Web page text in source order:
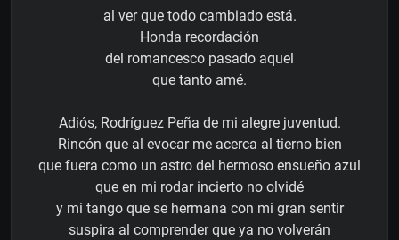
al ver que todo cambiado está.
Honda recordación
del romancesco pasado aquel
que tanto amé.
Adiós, Rodríguez Peña de mi alegre juventud.
Rincón que al evocar me acerca al tierno bien
que fuera como un astro del hermoso ensueño azul
que en mi rodar incierto no olvidé
y mi tango que se hermana con mi gran sentir
suspira al comprender que ya no volverán